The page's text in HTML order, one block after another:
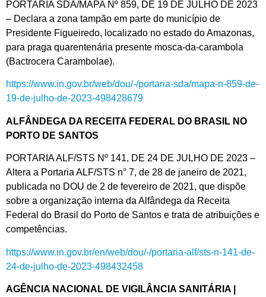
PORTARIA SDA/MAPA Nº 859, DE 19 DE JULHO DE 2023
– Declara a zona tampão em parte do município de
Presidente Figueiredo, localizado no estado do Amazonas,
para praga quarentenária presente mosca-da-carambola
(Bactrocera Carambolae).
https://www.in.gov.br/web/dou/-/portaria-sda/mapa-n-859-de-
19-de-julho-de-2023-498428679
ALFÂNDEGA DA RECEITA FEDERAL DO BRASIL NO
PORTO DE SANTOS
PORTARIA ALF/STS Nº 141, DE 24 DE JULHO DE 2023 –
Altera a Portaria ALF/STS n° 7, de 28 de janeiro de 2021,
publicada no DOU de 2 de fevereiro de 2021, que dispõe
sobre a organização interna da Alfândega da Receita
Federal do Brasil do Porto de Santos e trata de atribuições e
competências.
https://www.in.gov.br/en/web/dou/-/portaria-alf/sts-n-141-de-
24-de-julho-de-2023-498432458
AGÊNCIA NACIONAL DE VIGILÂNCIA SANITÁRIA |